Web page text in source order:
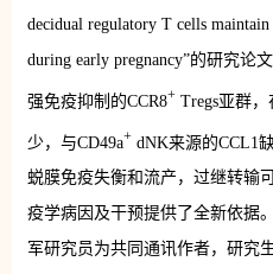
decidual regulatory T cells
during early pregnancy”的研究论
强免疫抑制的CCR8+ Tregs亚群
少，与CD49a+dNK来源的CCL1
蜕膜免疫失衡和流产，过继转输
疫学病因及干预提供了全新依据
军研究员为共同通讯作者，研究